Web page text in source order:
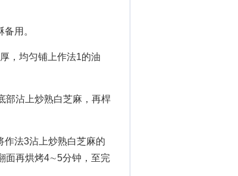
用。
，均匀铺上作法1的油
沾上炒熟白芝麻，再桿
法3沾上炒熟白芝麻的
面再烘烤4∼5分钟，至完